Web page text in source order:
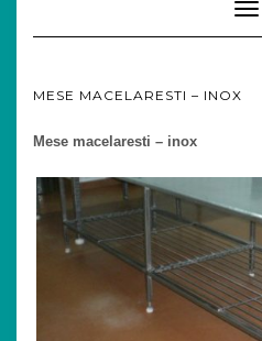
MESE MACELARESTI – INOX
Mese macelaresti – inox